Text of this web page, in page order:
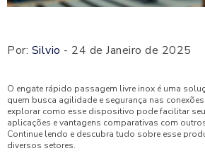
Por: Silvio - 24 de Janeiro de 2025
O engate rápido passagem livre inox é uma
quem busca agilidade e segurança nas
explorar como esse dispositivo pode facilitar
aplicações e vantagens comparativas com
Continue lendo e descubra tudo sobre esse
diversos setores.